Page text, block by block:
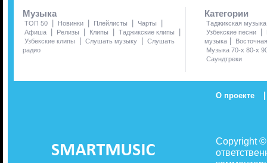
Музыка
ТОП 50 Новинки Плейлисты Чарты
Афиша Релизы Клипы Таджикские клипы
Узбекские клипы Слушать музыку
Слушать
радио
Категории
Таджикская музыка
Узбекские песни
музыка
Музыка 70-х 80-х
Саундтреки
О проекте |
Copyright